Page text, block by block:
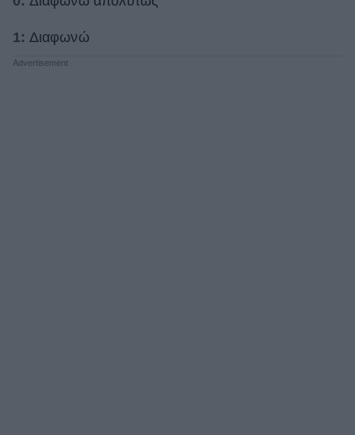
1: Διαφωνώ